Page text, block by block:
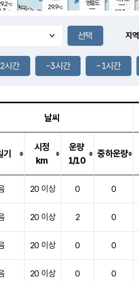
풍도
2.7m/s
영흥도
29.9℃
29.3
℃
m/s
지역
시간 -3시간 -1시간
날씨
시정
km
운량
1/10
중하운량
20 이상 0 0
20 이상 2 0
20 이상 0 0
20 이상 0 0